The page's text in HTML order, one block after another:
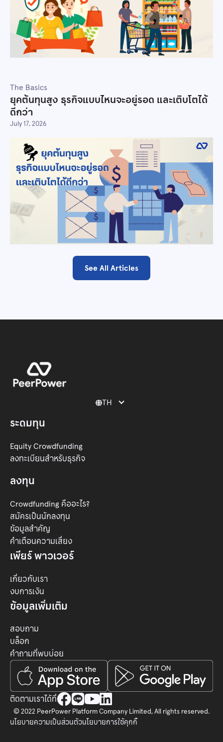
The Basics
ยุคต้นทุนสูง ธุรกิจแบบไหนจะอยู่รอด และเติบโตได้
ดีกว่า
July 17, 2026
See All Articles
TH
ระดมทุน
Equity Crowdfunding
ลงทะเบียนสำหรับธุรกิจ
ลงทุน
Crowdfunding คืออะไร?
สมัครเป็นนักลงทุน
ข้อมูลสำคัญ
คำเตือนความเสี่ยง
เพียร์ พาวเวอร์
เกี่ยวกับเรา
งบการเงิน
ข้อมูลเพิ่มเติม
สอบถาม
บล็อก
คำถามที่พบบ่อย
ติดตามเราได้ที่
© 2022 PeerPower Platform Company Limited, All rights reserved.
นโยบายความเป็นส่วนตัวนโยบายการใช้คุกกี้